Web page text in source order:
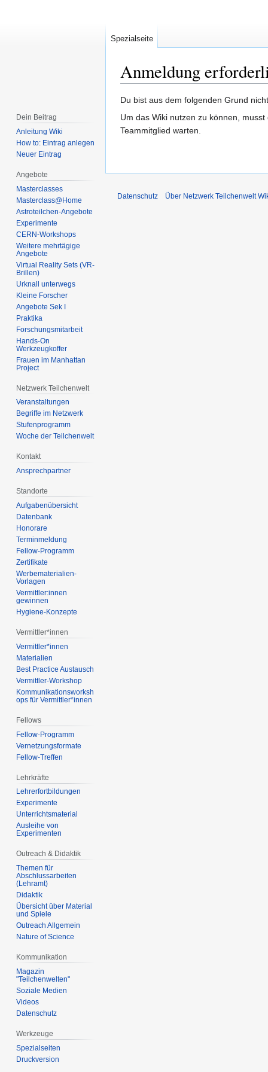
Anmeldung
Zur
Navigation
springen
Zur
Suche
springen
Du bist aus dem folgenden Grund
Um das Wiki nutzen zu können,
Teammitglied warten.
Spezialseite
Dein Beitrag
Anleitung Wiki
How to: Eintrag anlegen
Neuer Eintrag
Angebote
Masterclasses
Masterclass@Home
Astroteilchen-Angebote
Experimente
CERN-Workshops
Weitere mehrtägige
Angebote
Virtual Reality Sets (VR-
Brillen)
Urknall unterwegs
Kleine Forscher
Angebote Sek I
Praktika
Forschungsmitarbeit
Hands-On
Werkzeugkoffer
Frauen im Manhattan
Project
Netzwerk Teilchenwelt
Veranstaltungen
Begriffe im Netzwerk
Stufenprogramm
Woche der Teilchenwelt
Kontakt
Ansprechpartner
Standorte
Aufgabenübersicht
Datenbank
Honorare
Terminmeldung
Fellow-Programm
Zertifikate
Werbematerialien-
Vorlagen
Vermittler:innen
gewinnen
Hygiene-Konzepte
Vermittler*innen
Vermittler*innen
Materialien
Best Practice Austausch
Vermittler-Workshop
Kommunikationsworksh
ops für Vermittler*innen
Fellows
Fellow-Programm
Vernetzungsformate
Fellow-Treffen
Lehrkräfte
Lehrerfortbildungen
Experimente
Unterrichtsmaterial
Ausleihe von
Experimenten
Outreach & Didaktik
Themen für
Abschlussarbeiten
(Lehramt)
Didaktik
Übersicht über Material
und Spiele
Outreach Allgemein
Nature of Science
Kommunikation
Magazin
"Teilchenwelten"
Soziale Medien
Videos
Datenschutz
Werkzeuge
Spezialseiten
Druckversion
Datenschutz Über Netzwerk Teilchenwelt